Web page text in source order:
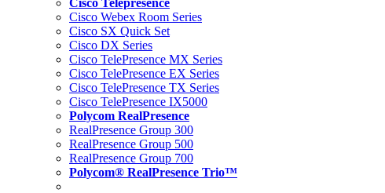
Cisco Telepresence
Cisco Webex Room Series
Cisco SX Quick Set
Cisco DX Series
Cisco TelePresence MX Series
Cisco TelePresence EX Series
Cisco TelePresence TX Series
Cisco TelePresence IX5000
Polycom RealPresence
RealPresence Group 300
RealPresence Group 500
RealPresence Group 700
Polycom® RealPresence Trio™